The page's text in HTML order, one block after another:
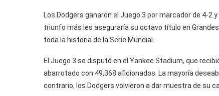
Los Dodgers ganaron el Juego 3 por marcador de 4-2
triunfo más les aseguraría su octavo título en
toda la historia de la Serie Mundial.
El Juego 3 se disputó en el Yankee Stadium, que
abarrotado con 49,368 aficionados. La mayoría
contrario, los Dodgers volvieron a dar muestra de su